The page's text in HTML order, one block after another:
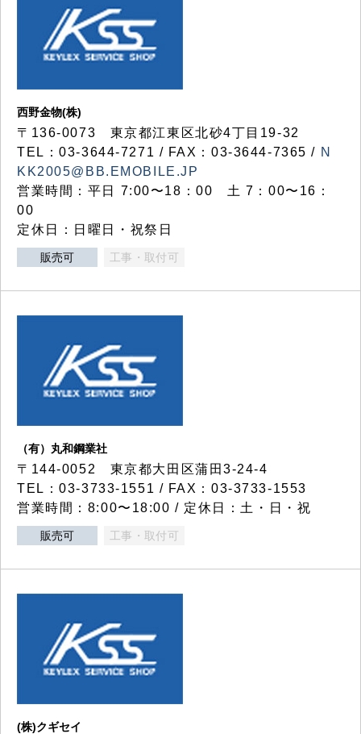
西野金物(株)
〒136-0073 東京都江東区北砂4丁目19-32
TEL：03‐3644‐7271 / FAX：03-3644-7365 / N
KK2005@BB.EMOBILE.JP
営業時間：平日 7:00〜18：00 土 7：00〜16：
00
定休日：日曜日・祝祭日
販売可 工事・取付可
（有）丸和鋼業社
〒144-0052 東京都大田区蒲田3-24-4
TEL：03-3733-1551 / FAX：03-3733-1553
営業時間：8:00〜18:00 / 定休日：土・日・祝
販売可 工事・取付可
(株)クギセイ